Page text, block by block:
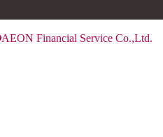
AEON Financial Service Co.,Ltd.